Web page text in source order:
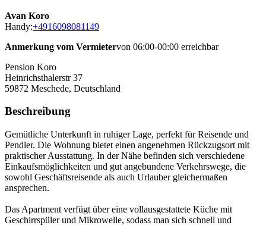
Avan Koro
Handy:+4916098081149
Anmerkung vom Vermietervon 06:00-00:00 erreichbar
Pension Koro
Heinrichsthalerstr 37
59872 Meschede, Deutschland
Beschreibung
Gemütliche Unterkunft in ruhiger Lage, perfekt für Reisende und
Pendler. Die Wohnung bietet einen angenehmen Rückzugsort mit
praktischer Ausstattung. In der Nähe befinden sich verschiedene
Einkaufsmöglichkeiten und gut angebundene Verkehrswege, die
sowohl Geschäftsreisende als auch Urlauber gleichermaßen
ansprechen.
Das Apartment verfügt über eine vollausgestattete Küche mit
Geschirrspüler und Mikrowelle, sodass man sich schnell und